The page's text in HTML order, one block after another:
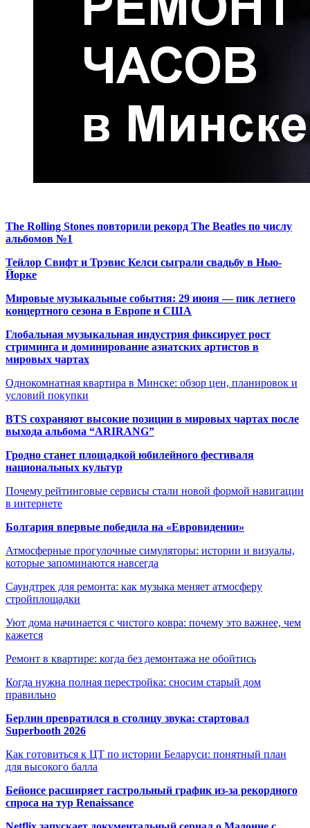
The Rolling Stones повторили рекорд The Beatles по числу
альбомов №1
Тейлор Свифт и Трэвис Келси сыграли свадьбу в Нью-
Йорке
Мировые музыкальные события: 29 июня — пик летнего
концертного сезона в Европе и США
Глобальная музыкальная индустрия фиксирует рост
стриминга и доминирование азиатских артистов в
мировых чартах
Однокомнатная квартира в Минске: обзор цен, планировок и
условий покупки
BTS сохраняют высокие позиции в мировых чартах после
выхода альбома “ARIRANG”
Гродно станет площадкой юбилейного фестиваля
национальных культур
Почему рейтинговые сервисы стали новой формой навигации
в интернете
Болгария впервые победила на «Евровидении»
Атмосферные прогулочные симуляторы: истории и визуалы,
которые запоминаются навсегда
Саундтрек для ремонта: как музыка меняет атмосферу
стройплощадки
Уют дома начинается с чистого ковра: почему это важнее, чем
кажется
Ремонт в квартире: когда без демонтажа не обойтись
Когда нужна полная перестройка: сносим старый дом
правильно
Берлин превратился в столицу звука: стартовал
Superbooth 2026
Как готовиться к ЦТ по истории Беларуси: понятный план
для высокого балла
Бейонсе расширяет гастрольный график из-за рекордного
спроса на тур Renaissance